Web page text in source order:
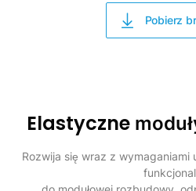
Pobierz
Elastyczne
Rozwija się wraz z